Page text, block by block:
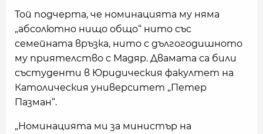
Той подчерта, че номинацията му няма
„абсолютно нищо общо“ нито със
семейната връзка, нито с дългогодишното
му приятелство с Мадяр. Двамата са били
състуденти в Юридическия факултет на
Католическия университет „Петер
Пазман“.
„Номинацията ми за министър на